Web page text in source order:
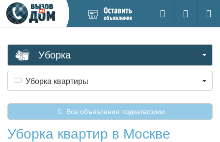
новое
Поиск
Вход на
Уборка
Уборка квартиры
Все объявления подкатегории
Уборка квартир в Москве